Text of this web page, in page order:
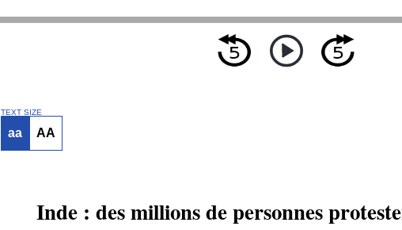
TEXT SIZE
aa AA
Inde : des millions de personnes